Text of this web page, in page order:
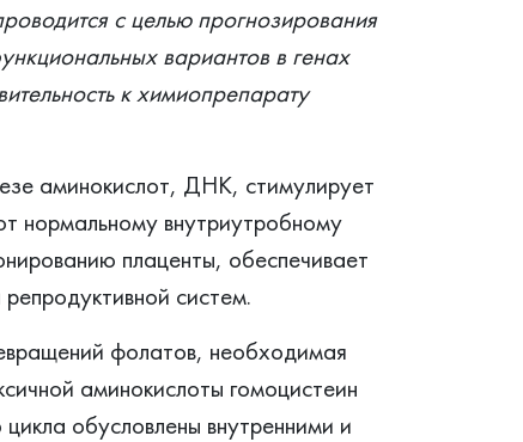
с целью прогнозирования
вариантов в генах
к химиопрепарату
аминокислот, ДНК, стимулирует
нормальному внутриутробному
плаценты, обеспечивает
систем.
фолатов, необходимая
аминокислоты гомоцистеин
обусловлены внутренними и